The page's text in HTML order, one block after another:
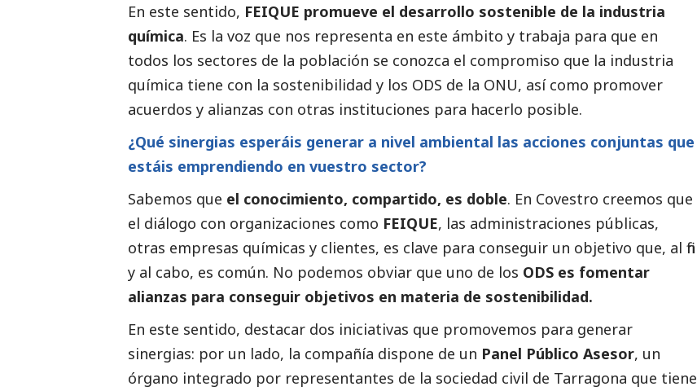
En este sentido, FEIQUE promueve el desarrollo sostenible de la industria
química. Es la voz que nos representa en este ámbito y trabaja para que en
todos los sectores de la población se conozca el compromiso que la industria
química tiene con la sostenibilidad y los ODS de la ONU, así como promover
acuerdos y alianzas con otras instituciones para hacerlo posible.
¿Qué sinergias esperáis generar a nivel ambiental las acciones conjuntas que
estáis emprendiendo en vuestro sector?
Sabemos que el conocimiento, compartido, es doble. En Covestro creemos que
el diálogo con organizaciones como FEIQUE, las administraciones públicas,
otras empresas químicas y clientes, es clave para conseguir un objetivo que, al fin
y al cabo, es común. No podemos obviar que uno de los ODS es fomentar
alianzas para conseguir objetivos en materia de sostenibilidad.
En este sentido, destacar dos iniciativas que promovemos para generar
sinergias: por un lado, la compañía dispone de un Panel Público Asesor, un
órgano integrado por representantes de la sociedad civil de Tarragona que tiene